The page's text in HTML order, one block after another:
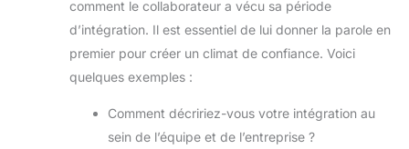
comment le collaborateur a vécu sa période
d’intégration. Il est essentiel de lui donner la parole en
premier pour créer un climat de confiance. Voici
quelques exemples :
Comment décririez-vous votre intégration au
sein de l’équipe et de l’entreprise ?